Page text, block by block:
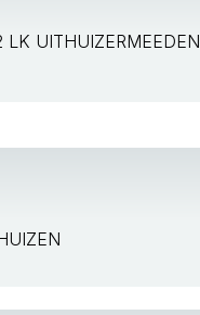
UITHUIZERMEEDEN